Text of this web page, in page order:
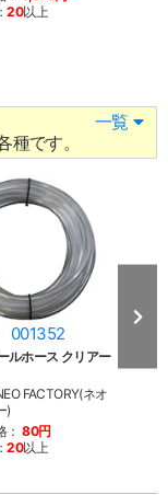
20以上
です。
一覧
001352
ルホース クリアー
FACTORY(ネオ
)
： 80円
20以上
ク